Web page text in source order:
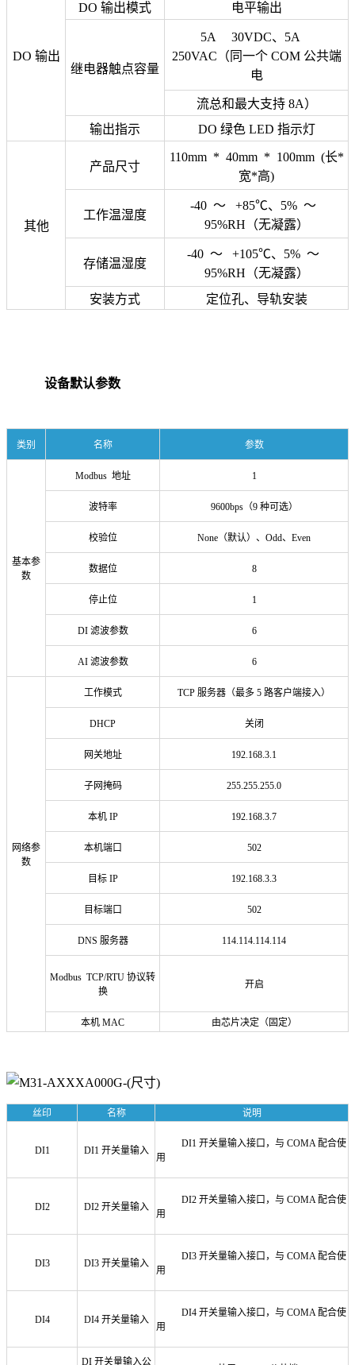
DO 输出
DO 输出模式
电平输出
继电器触点容量
5A 30VDC、5A
250VAC（同一个 COM 公共端
电
流总和最大支持 8A）
输出指示
DO 绿色 LED 指示灯
其他
产品尺寸
110mm * 40mm * 100mm (长*
宽*高)
工作温湿度
-40 ～ +85℃、5% ～
95%RH（无凝露）
存储温湿度
-40 ～ +105℃、5% ～
95%RH（无凝露）
安装方式
定位孔、导轨安装
设备默认参数
类别 名称 参数
基本参
数
Modbus 地址 1
波特率 9600bps（9 种可选）
校验位 None（默认）、Odd、Even
数据位 8
停止位 1
DI 滤波参数 6
AI 滤波参数 6
网络参
数
工作模式 TCP 服务器（最多 5 路客户端接入）
DHCP 关闭
网关地址 192.168.3.1
子网掩码 255.255.255.0
本机 IP 192.168.3.7
本机端口 502
目标 IP 192.168.3.3
目标端口 502
DNS 服务器 114.114.114.114
Modbus TCP/RTU 协议转
换
开启
本机 MAC 由芯片决定（固定）
丝印 名称 说明
DI1 DI1 开关量输入
DI1 开关量输入接口，与 COMA 配合使
用
DI2 DI2 开关量输入
DI2 开关量输入接口，与 COMA 配合使
用
DI3 DI3 开关量输入
DI3 开关量输入接口，与 COMA 配合使
用
DI4 DI4 开关量输入
DI4 开关量输入接口，与 COMA 配合使
用
DI 开关量输入公